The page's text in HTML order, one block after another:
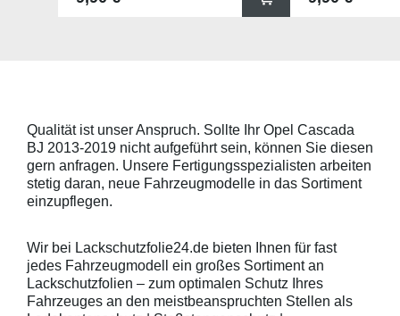
beigelegter Anleitung) benetzen,
diese danach auflegen und mittig
anstreichen - anschließend die
Lackschutzfolie mittels Fön
erwärmen und von der Mitte
heraus in alle Richtungen
kontaktieren Sie uns bitte
telefonisch. Lieferumfang
transparente Lackschutzfolie 5
Stück Lackschutzpads für 5
Griffmulden / Griffschalen
Schutzpads
sollten die
Griffmulden
Aussenrändern
Folie mit
beigelegter
diese danach
anstreichen -
Lackschutzfolie
Qualität ist unser Anspruch. Sollte Ihr Opel Cascada
BJ 2013-2019 nicht aufgeführt sein, können Sie diesen
gern anfragen. Unsere Fertigungsspezialisten arbeiten
stetig daran, neue Fahrzeugmodelle in das Sortiment
einzupflegen.
Wir bei Lackschutzfolie24.de bieten Ihnen für fast
jedes Fahrzeugmodell ein großes Sortiment an
Lackschutzfolien – zum optimalen Schutz Ihres
Fahrzeuges an den meistbeanspruchten Stellen als